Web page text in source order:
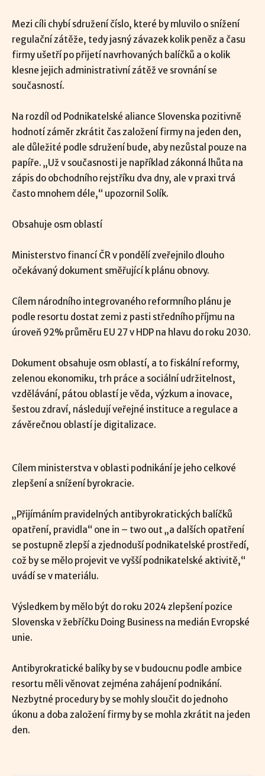
Mezi cíli chybí sdružení číslo, které by mluvilo o snížení
regulační zátěže, tedy jasný závazek kolik peněz a času
firmy ušetří po přijetí navrhovaných balíčků a o kolik
klesne jejich administrativní zátěž ve srovnání se
současností.
Na rozdíl od Podnikatelské aliance Slovenska pozitivně
hodnotí záměr zkrátit čas založení firmy na jeden den,
ale důležité podle sdružení bude, aby nezůstal pouze na
papíře. „Už v současnosti je například zákonná lhůta na
zápis do obchodního rejstříku dva dny, ale v praxi trvá
často mnohem déle,“ upozornil Solík.
Obsahuje osm oblastí
Ministerstvo financí ČR v pondělí zveřejnilo dlouho
očekávaný dokument směřující k plánu obnovy.
Cílem národního integrovaného reformního plánu je
podle resortu dostat zemi z pasti středního příjmu na
úroveň 92% průměru EU 27 v HDP na hlavu do roku 2030.
Dokument obsahuje osm oblastí, a to fiskální reformy,
zelenou ekonomiku, trh práce a sociální udržitelnost,
vzdělávání, pátou oblastí je věda, výzkum a inovace,
šestou zdraví, následují veřejné instituce a regulace a
závěrečnou oblastí je digitalizace.
Cílem ministerstva v oblasti podnikání je jeho celkové
zlepšení a snížení byrokracie.
„Přijímáním pravidelných antibyrokratických balíčků
opatření, pravidla“ one in – two out „a dalších opatření
se postupně zlepší a zjednoduší podnikatelské prostředí,
což by se mělo projevit ve vyšší podnikatelské aktivitě,“
uvádí se v materiálu.
Výsledkem by mělo být do roku 2024 zlepšení pozice
Slovenska v žebříčku Doing Business na medián Evropské
unie.
Antibyrokratické balíky by se v budoucnu podle ambice
resortu měli věnovat zejména zahájení podnikání.
Nezbytné procedury by se mohly sloučit do jednoho
úkonu a doba založení firmy by se mohla zkrátit na jeden
den.